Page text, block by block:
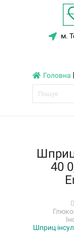
м.
Головна
40
Шприц